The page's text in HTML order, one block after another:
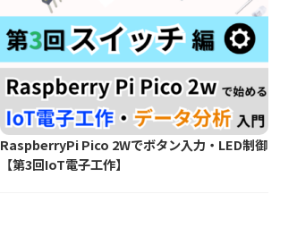
RaspberryPi Pico 2Wでボタン入力・LED制御
【第3回IoT電子工作】